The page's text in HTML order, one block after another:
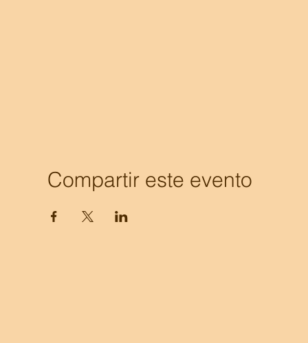
Compartir este evento